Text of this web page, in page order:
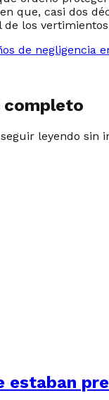
que, casi dos
los
de negligencia
completo
leyendo sin
estaban